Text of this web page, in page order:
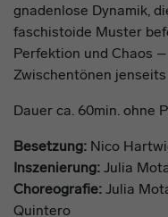
gnadenlose Dynamik,
faschistoide Muster
Perfektion und Chaos
Zwischentönen
Dauer ca. 60min. ohne
Besetzung: Nico
Inszenierung: Julia
Choreografie: Julia
Quintero